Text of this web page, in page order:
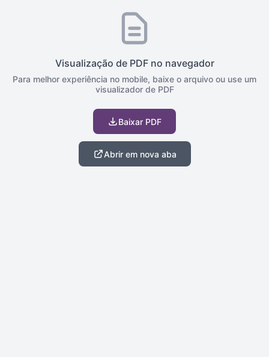
Visualização de PDF no navegador
Para melhor experiência no mobile, baixe o arquivo ou use um
visualizador de PDF
Baixar PDF
Abrir em nova aba